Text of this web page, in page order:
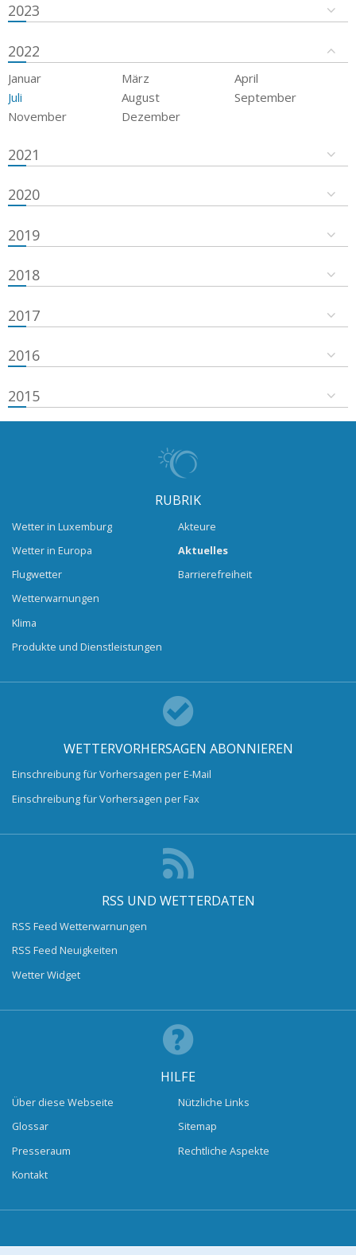
2023
2022
Januar März
April
Juli
August
September
November
Dezember
2021
2020
2019
2018
2017
2016
2015
RUBRIK
Wetter in Luxemburg
Wetter in Europa
Flugwetter
Wetterwarnungen
Klima
Produkte und Dienstleistungen
Akteure
Aktuelles
Barrierefreiheit
WETTERVORHERSAGEN ABONNIEREN
Einschreibung für Vorhersagen per E-Mail
Einschreibung für Vorhersagen per Fax
RSS UND WETTERDATEN
RSS Feed Wetterwarnungen
RSS Feed Neuigkeiten
Wetter Widget
HILFE
Über diese Webseite
Glossar
Presseraum
Kontakt
Nützliche Links
Sitemap
Rechtliche Aspekte